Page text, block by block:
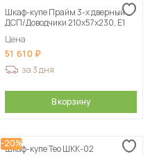
Шкаф-купе Прайм 3-х дверный
ДСП/Доводчики 210х57х230, Е1
Цена
51 610
за 3 дня
В корзину
-20%
Шкаф-купе Тео ШКК-02